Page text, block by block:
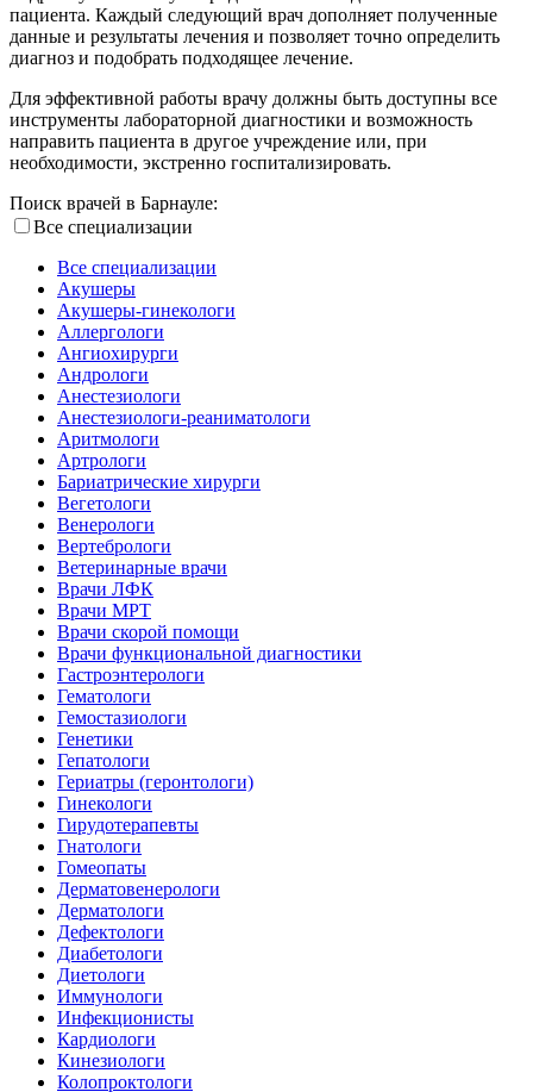
пациента. Каждый следующий врач дополняет полученные
данные и результаты лечения и позволяет точно определить
диагноз и подобрать подходящее лечение.
Для эффективной работы врачу должны быть доступны все
инструменты лабораторной диагностики и возможность
направить пациента в другое учреждение или, при
необходимости, экстренно госпитализировать.
Поиск врачей в Барнауле:
Все специализации
Все специализации
Акушеры
Акушеры-гинекологи
Аллергологи
Ангиохирурги
Андрологи
Анестезиологи
Анестезиологи-реаниматологи
Аритмологи
Артрологи
Бариатрические хирурги
Вегетологи
Венерологи
Вертебрологи
Ветеринарные врачи
Врачи ЛФК
Врачи МРТ
Врачи скорой помощи
Врачи функциональной диагностики
Гастроэнтерологи
Гематологи
Гемостазиологи
Генетики
Гепатологи
Гериатры (геронтологи)
Гинекологи
Гирудотерапевты
Гнатологи
Гомеопаты
Дерматовенерологи
Дерматологи
Дефектологи
Диабетологи
Диетологи
Иммунологи
Инфекционисты
Кардиологи
Кинезиологи
Колопроктологи